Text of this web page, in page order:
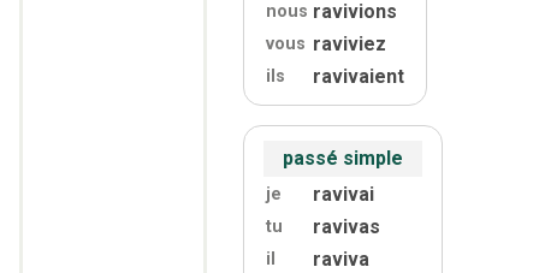
nous ravivions
vous raviviez
ils ravivaient
passé simple
je ravivai
tu ravivas
il raviva